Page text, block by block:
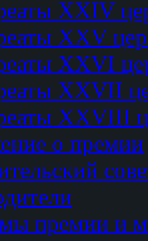
XXIV
XXV
XXVI
XXVII
XXVIII
о премии
премии и